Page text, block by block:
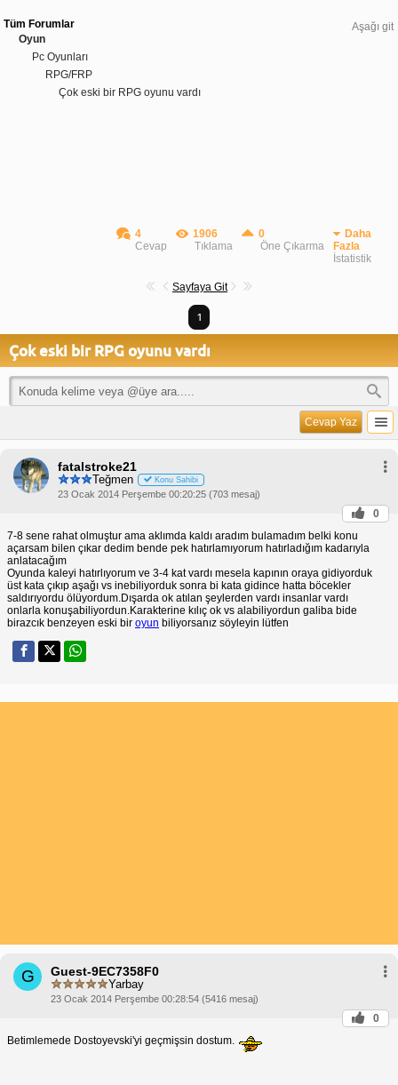
Aşağı git
Tüm Forumlar
Oyun
Pc Oyunları
RPG/FRP
Çok eski bir RPG oyunu vardı
4
Cevap
1906
Tıklama
0
Öne Çıkarma
Daha
Fazla
İstatistik
Sayfaya Git
1
Çok eski bir RPG oyunu vardı
Cevap Yaz
fatalstroke21
Teğmen Konu Sahibi
23 Ocak 2014 Perşembe 00:20:25 (703 mesaj)
0
7-8 sene rahat olmuştur ama aklımda kaldı aradım bulamadım belki konu
açarsam bilen çıkar dedim bende pek hatırlamıyorum hatırladığım kadarıyla
anlatacağım
Oyunda kaleyi hatırlıyorum ve 3-4 kat vardı mesela kapının oraya gidiyorduk
üst kata çıkıp aşağı vs inebiliyorduk sonra bi kata gidince hatta böcekler
saldırıyordu ölüyordum.Dışarda ok atılan şeylerden vardı insanlar vardı
onlarla konuşabiliyordun.Karakterine kılıç ok vs alabiliyordun galiba bide
birazcık benzeyen eski bir oyun biliyorsanız söyleyin lütfen
G Guest-9EC7358F0
Yarbay
23 Ocak 2014 Perşembe 00:28:54 (5416 mesaj)
0
Betimlemede Dostoyevski'yi geçmişsin dostum.